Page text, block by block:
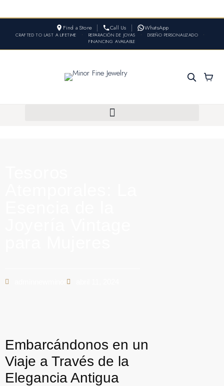
Find a Store Call Us WhatsApp
CRAFTED TO LAST A LIFETIME • REPARACIÓN DE JOYAS • DISEÑO PERSONALIZADO
•
FINANCING AVAILABLE
Embarcándonos en un
Viaje a Través de la
Elegancia Antigua